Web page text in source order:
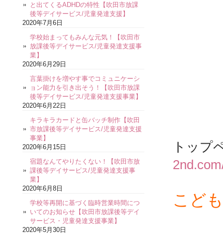
トップ
こど
と出てくるADHDの特性【吹田市放課
後等デイサービス/児童発達支援】
2020年7月6日
学校始まってもみんな元気！【吹田市
放課後等デイサービス/児童発達支援事
業】
2020年6月29日
言葉掛けを増やす事でコミュニケーシ
ョン能力を引き出そう！【吹田市放課
後等デイサービス/児童発達支援事業】
2020年6月22日
キラキラカードと缶バッチ制作【吹田
市放課後等デイサービス/児童発達支援
事業】
2020年6月15日
宿題なんてやりたくない！【吹田市放
課後等デイサービス/児童発達支援事
業】
2020年6月8日
学校等再開に基づく臨時営業時間につ
いてのお知らせ【吹田市放課後等デイ
サービス・児童発達支援事業】
2020年5月30日